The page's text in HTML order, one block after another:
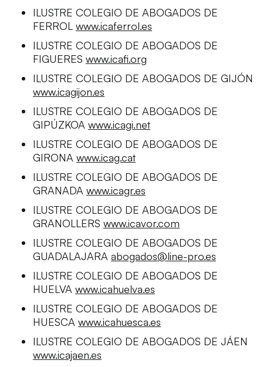
ILUSTRE COLEGIO DE ABOGADOS DE
FERROL www.icaferrol.es
ILUSTRE COLEGIO DE ABOGADOS DE
FIGUERES www.icafi.org
ILUSTRE COLEGIO DE ABOGADOS DE GIJÓN
www.icagijon.es
ILUSTRE COLEGIO DE ABOGADOS DE
GIPÚZKOA www.icagi.net
ILUSTRE COLEGIO DE ABOGADOS DE
GIRONA www.icag.cat
ILUSTRE COLEGIO DE ABOGADOS DE
GRANADA www.icagr.es
ILUSTRE COLEGIO DE ABOGADOS DE
GRANOLLERS www.icavor.com
ILUSTRE COLEGIO DE ABOGADOS DE
GUADALAJARA abogados@line-pro.es
ILUSTRE COLEGIO DE ABOGADOS DE
HUELVA www.icahuelva.es
ILUSTRE COLEGIO DE ABOGADOS DE
HUESCA www.icahuesca.es
ILUSTRE COLEGIO DE ABOGADOS DE JÁEN
www.icajaen.es